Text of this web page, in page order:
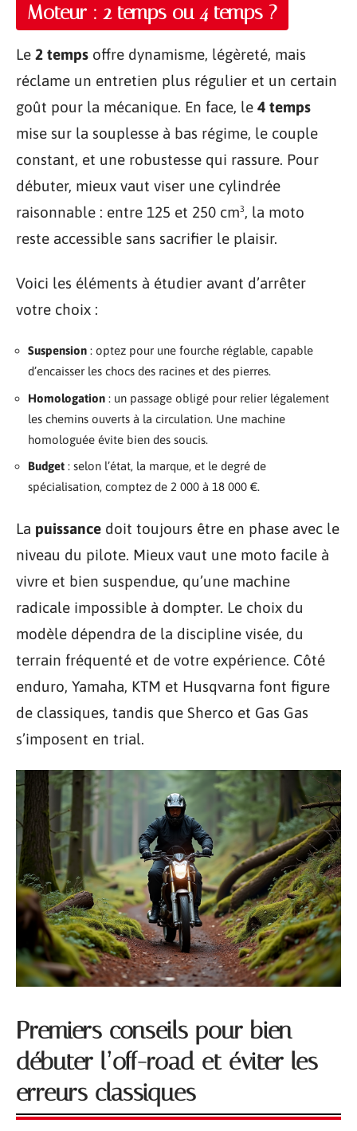
Moteur : 2 temps ou 4 temps ?
Le 2 temps offre dynamisme, légèreté, mais
réclame un entretien plus régulier et un certain
goût pour la mécanique. En face, le 4 temps
mise sur la souplesse à bas régime, le couple
constant, et une robustesse qui rassure. Pour
débuter, mieux vaut viser une cylindrée
raisonnable : entre 125 et 250 cm³, la moto
reste accessible sans sacrifier le plaisir.
Voici les éléments à étudier avant d’arrêter
votre choix :
Suspension : optez pour une fourche réglable, capable
d’encaisser les chocs des racines et des pierres.
Homologation : un passage obligé pour relier légalement
les chemins ouverts à la circulation. Une machine
homologuée évite bien des soucis.
Budget : selon l’état, la marque, et le degré de
spécialisation, comptez de 2 000 à 18 000 €.
La puissance doit toujours être en phase avec le
niveau du pilote. Mieux vaut une moto facile à
vivre et bien suspendue, qu’une machine
radicale impossible à dompter. Le choix du
modèle dépendra de la discipline visée, du
terrain fréquenté et de votre expérience. Côté
enduro, Yamaha, KTM et Husqvarna font figure
de classiques, tandis que Sherco et Gas Gas
s’imposent en trial.
Premiers conseils pour bien
débuter l’off-road et éviter les
erreurs classiques